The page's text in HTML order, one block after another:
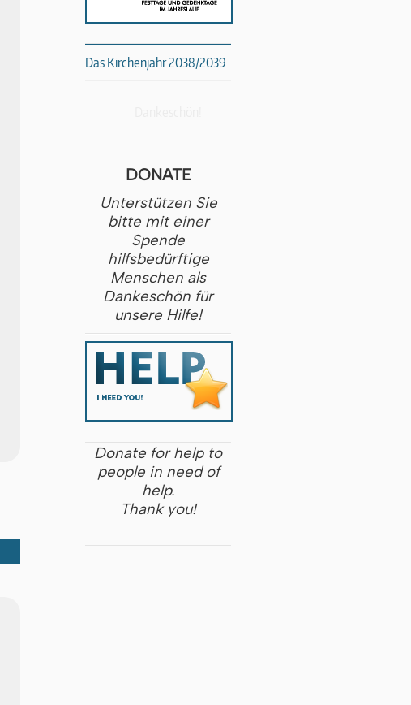
Das Kirchenjahr 2038/2039
DONATE
Unterstützen Sie
bitte mit einer
Spende
hilfsbedürftige
Menschen als
Dankeschön für
unsere Hilfe!
Donate for help to
people in need of
help.
Thank you!